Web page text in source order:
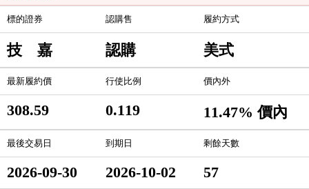
標的證券 認購售 履約方式
技 嘉 認購 美式
最新履約價 行使比例 價內外
308.59 0.119 11.47% 價內
最後交易日 到期日 剩餘天數
2026-09-30 2026-10-02 57